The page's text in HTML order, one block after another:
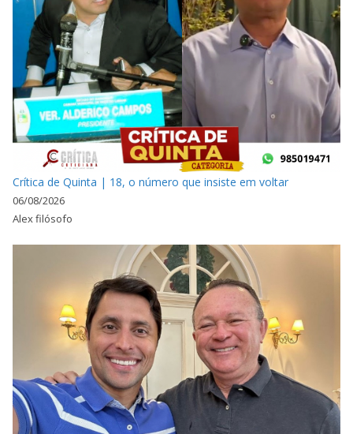
Crítica de Quinta | 18, o número que insiste em voltar
06/08/2026
Alex filósofo